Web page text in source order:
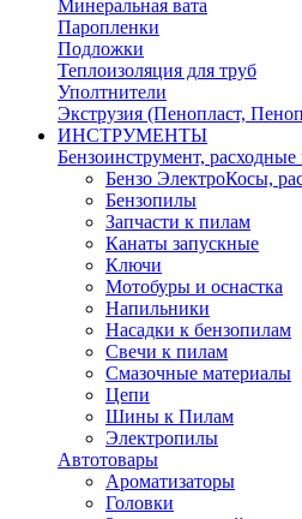
Минеральная вата
Паропленки
Подложки
Теплоизоляция для труб
Уполтнители
Экструзия (Пенопласт,
ИНСТРУМЕНТЫ
Бензоинструмент,
Бензо ЭлектроКосы,
Бензопилы
Запчасти к пилам
Канаты запускные
Ключи
Мотобуры и оснастка
Напильники
Насадки к бензопилам
Свечи к пилам
Смазочные материалы
Цепи
Шины к Пилам
Электропилы
Автотовары
Ароматизаторы
Головки